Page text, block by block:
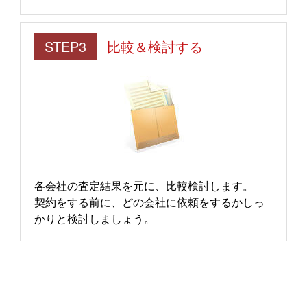
STEP3 比較＆検討する
各会社の査定結果を元に、比較検討します。
契約をする前に、どの会社に依頼をするかしっ
かりと検討しましょう。